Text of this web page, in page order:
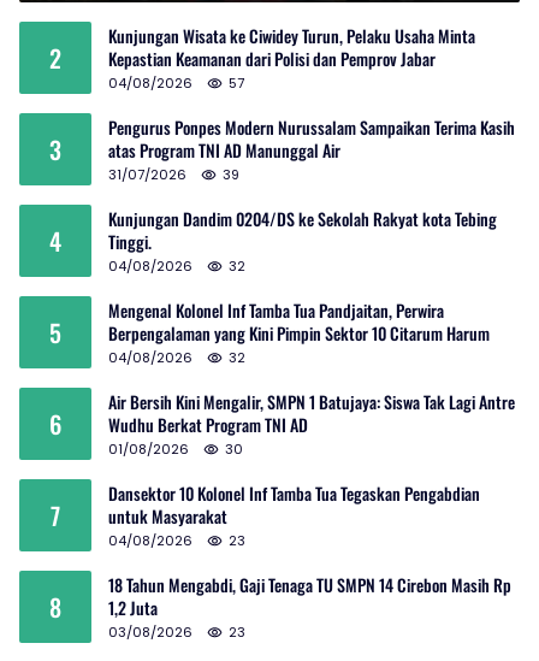
2
Kunjungan Wisata ke Ciwidey Turun, Pelaku Usaha Minta
Kepastian Keamanan dari Polisi dan Pemprov Jabar
04/08/2026 57
3
Pengurus Ponpes Modern Nurussalam Sampaikan Terima Kasih
atas Program TNI AD Manunggal Air
31/07/2026 39
4
Kunjungan Dandim 0204/DS ke Sekolah Rakyat kota Tebing
Tinggi.
04/08/2026 32
5
Mengenal Kolonel Inf Tamba Tua Pandjaitan, Perwira
Berpengalaman yang Kini Pimpin Sektor 10 Citarum Harum
04/08/2026 32
6
Air Bersih Kini Mengalir, SMPN 1 Batujaya: Siswa Tak Lagi Antre
Wudhu Berkat Program TNI AD
01/08/2026 30
7
Dansektor 10 Kolonel Inf Tamba Tua Tegaskan Pengabdian
untuk Masyarakat
04/08/2026 23
8
18 Tahun Mengabdi, Gaji Tenaga TU SMPN 14 Cirebon Masih Rp
1,2 Juta
03/08/2026 23